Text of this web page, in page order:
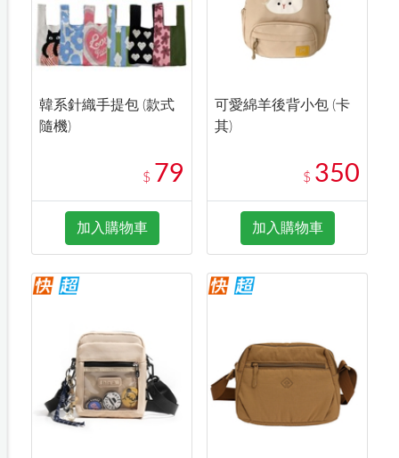
韓系針織手提包 (款式
隨機)
$ 79
加入購物車
可愛綿羊後背小包 (卡
其)
$ 350
加入購物車